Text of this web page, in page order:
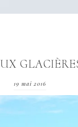
19 mai 2016